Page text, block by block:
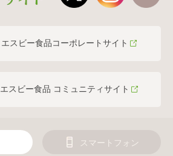
エスビー食品コーポレートサイト
エスビー食品 コミュニティサイト
スマートフォン